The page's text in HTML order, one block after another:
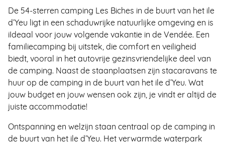
De 54-sterren camping Les Biches in de buurt van het ile
d’Yeu ligt in een schaduwrijke natuurlijke omgeving en is
iIdeaal voor jouw volgende vakantie in de Vendée. Een
familiecamping bij uitstek, die comfort en veiligheid
biedt, vooral in het autovrije gezinsvriendelijke deel van
de camping. Naast de staanplaatsen zijn stacaravans te
huur op de camping in de buurt van het ile d’Yeu. Wat
jouw budget en jouw wensen ook zijn, je vindt er altijd de
juiste accommodatie!
Ontspanning en welzijn staan ​​centraal op de camping in
de buurt van het ile d’Yeu. Het verwarmde waterpark